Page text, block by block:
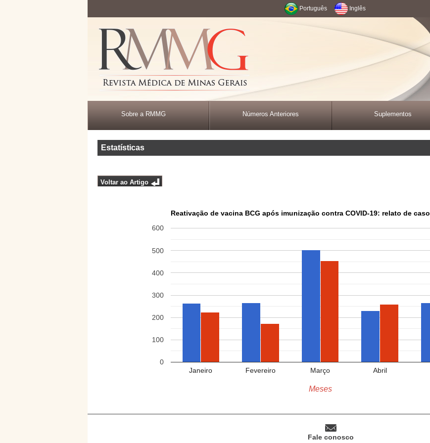
Português Inglês
Sobre a RMMG Números Anteriores Suplementos
Estatísticas
Voltar ao Artigo
Reativação de vacina BCG após imunização contra COVID-19: relato de caso
Janeiro Fevereiro Março Abril
0
100
200
300
400
500
600
Meses
Fale conosco